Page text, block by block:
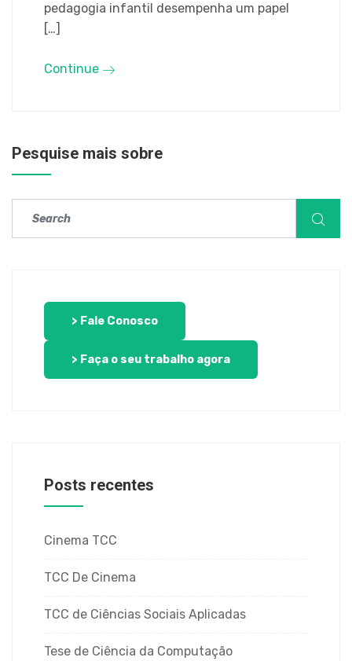
pedagogia infantil desempenha um papel
[…]
Continue
Pesquise mais sobre
> Fale Conosco
> Faça o seu trabalho agora
Posts recentes
Cinema TCC
TCC De Cinema
TCC de Ciências Sociais Aplicadas
Tese de Ciência da Computação